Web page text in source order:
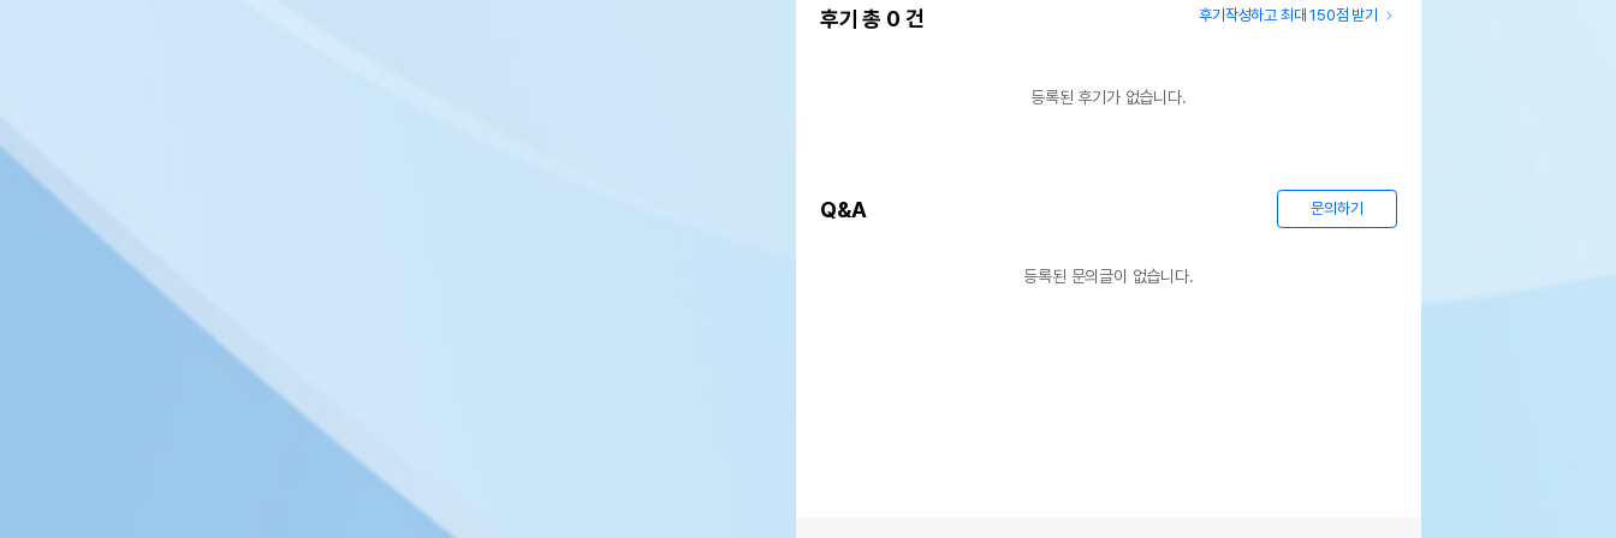
후기 총 0 건 후기작성하고 최대 150점 받기
등록된 후기가 없습니다.
Q&A 문의하기
등록된 문의글이 없습니다.